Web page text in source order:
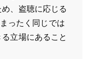
、盗聴に応じる
ったく同じでは
立場にあること